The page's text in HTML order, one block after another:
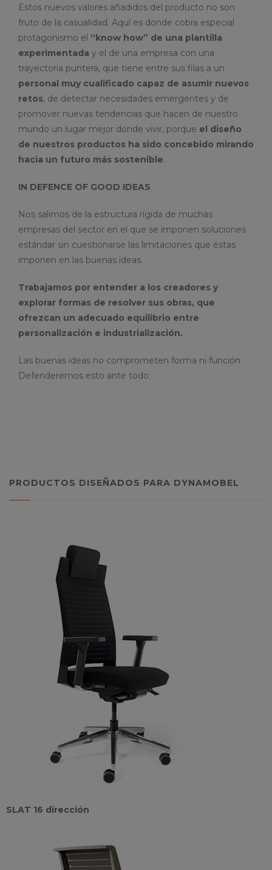
Estos nuevos valores añadidos del producto no son
fruto de la casualidad. Aquí es donde cobra especial
protagonismo el “know how” de una plantilla
experimentada y el de una empresa con una
trayectoria puntera, que tiene entre sus filas a un
personal muy cualificado capaz de asumir nuevos
retos, de detectar necesidades emergentes y de
promover nuevas tendencias que hacen de nuestro
mundo un lugar mejor donde vivir, porque el diseño
de nuestros productos ha sido concebido mirando
hacia un futuro más sostenible.
IN DEFENCE OF GOOD IDEAS
Nos salimos de la estructura rígida de muchas
empresas del sector en el que se imponen soluciones
estándar sin cuestionarse las limitaciones que éstas
imponen en las buenas ideas.
Trabajamos por entender a los creadores y
explorar formas de resolver sus obras, que
ofrezcan un adecuado equilibrio entre
personalización e industrialización.
Las buenas ideas no comprometen forma ni función.
Defenderemos esto ante todo.
PRODUCTOS DISEÑADOS PARA DYNAMOBEL
SLAT 16 dirección